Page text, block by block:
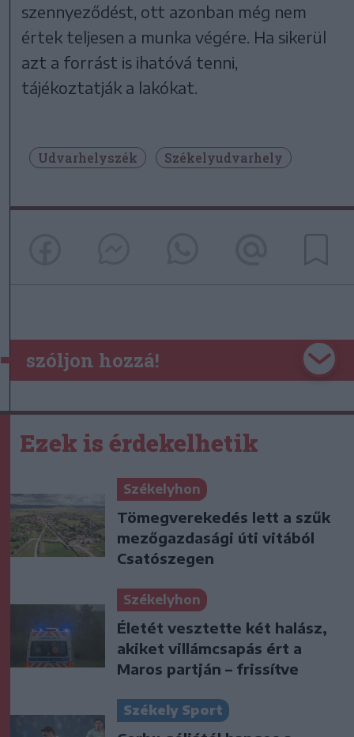
szennyeződést, ott azonban még nem
értek teljesen a munka végére. Ha sikerül
azt a forrást is ihatóvá tenni,
tájékoztatják a lakókat.
Udvarhelyszék Székelyudvarhely
szóljon hozzá!
Ezek is érdekelhetik
Székelyhon
Tömegverekedés lett a szűk
mezőgazdasági úti vitából
Csatószegen
Székelyhon
Életét vesztette két halász,
akiket villámcsapás ért a
Maros partján – frissítve
Székely Sport